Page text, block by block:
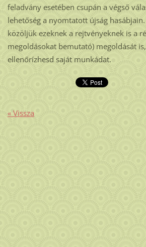
feladvány esetében csupán a végső
lehetőség a nyomtatott újság
közöljük ezeknek a rejtvényeknek is a
megoldásokat bemutató) megoldását
ellenőrízhesd saját munkádat.
« Vissza